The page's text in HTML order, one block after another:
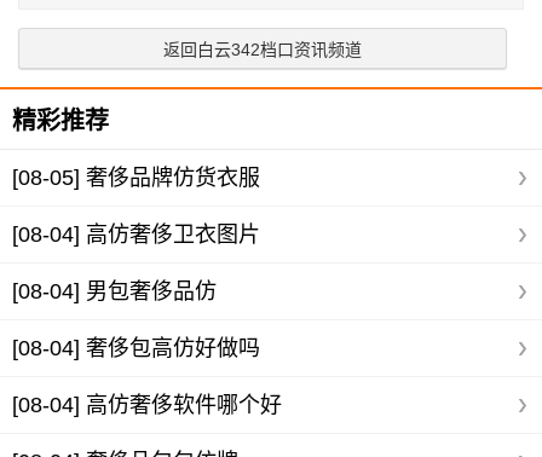
返回白云342档口资讯频道
精彩推荐
[08-05] 奢侈品牌仿货衣服
[08-04] 高仿奢侈卫衣图片
[08-04] 男包奢侈品仿
[08-04] 奢侈包高仿好做吗
[08-04] 高仿奢侈软件哪个好